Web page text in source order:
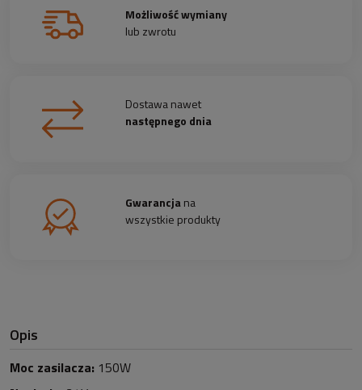
Możliwość wymiany
lub zwrotu
Dostawa nawet
następnego dnia
Gwarancjana
wszystkie produkty
Opis
Moc zasilacza: 150W